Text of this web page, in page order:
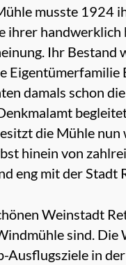
musste 1924
ihrer
Ihr Bestand
Eigentümerfamilie
damals schon
die Mühle nun
hinein von
eng mit der Stadt
Weinstadt
sind.
in der